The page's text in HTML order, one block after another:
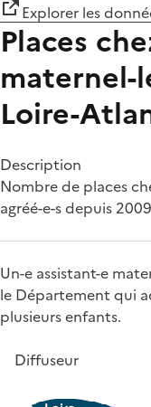
Explorer les
Places
maternel-
Loire-
Description
Nombre de places
agréé-e-s depuis
Un-e assistant-e
le Département qui
plusieurs enfants.
Diffuseur